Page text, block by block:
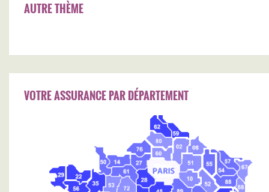
AUTRE THÈME
VOTRE ASSURANCE PAR DÉPARTEMENT